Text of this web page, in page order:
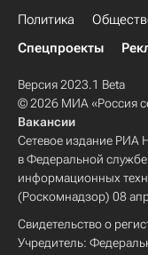
Политика
Спецпроекты
Версия 2023.1 Beta
© 2026 МИА «Россия
Вакансии
Сетевое издание РИА
в Федеральной
информационных
(Роскомнадзор) 08
Свидетельство о
Учредитель: